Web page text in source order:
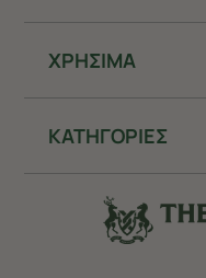
ΧΡHΣΙΜΑ
ΚΑΤΗΓΟΡΙΕΣ